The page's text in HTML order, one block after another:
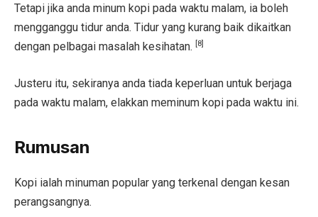
Tetapi jika anda minum kopi pada waktu malam, ia boleh
mengganggu tidur anda. Tidur yang kurang baik dikaitkan
dengan pelbagai masalah kesihatan. [8]
Justeru itu, sekiranya anda tiada keperluan untuk berjaga
pada waktu malam, elakkan meminum kopi pada waktu ini.
Rumusan
Kopi ialah minuman popular yang terkenal dengan kesan
perangsangnya.